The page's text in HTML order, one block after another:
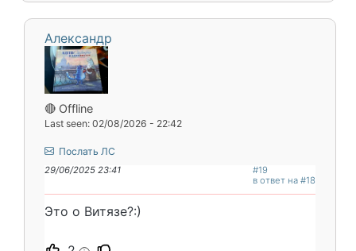
Александр
🔴 Offline
Last seen: 02/08/2026 - 22:42
Послать ЛС
29/06/2025 23:41
#19
в ответ на #18
Это о Витязе?:)